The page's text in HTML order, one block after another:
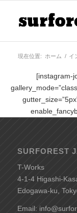
現在位置: ホーム / イ
[instagram-
SURFOREST
T-Works
4-1-4 Higashi-
Edogawa-ku,
Email: